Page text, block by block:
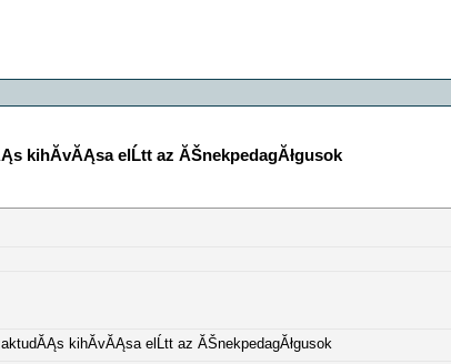
kihĂ­vĂĄsa elĹtt az ĂŠnekpedagĂłgusok
kihĂ­vĂĄsa elĹtt az ĂŠnekpedagĂłgusok